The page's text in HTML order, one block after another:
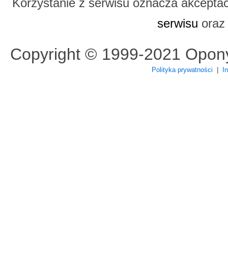
Korzystanie z serwisu oznacza
serwisu oraz
Copyright © 1999-2021
Polityka prywatności